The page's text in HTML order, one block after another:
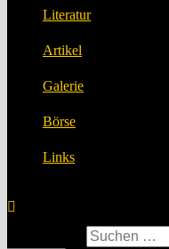
Literatur
Artikel
Galerie
Börse
Links